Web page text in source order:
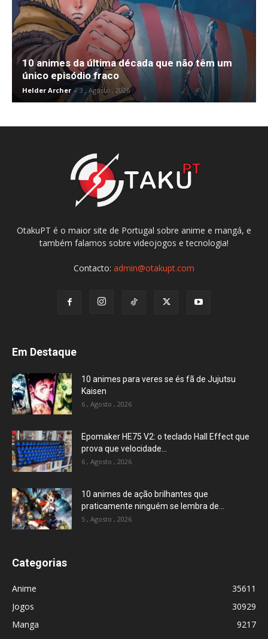
10 animes da última década que não têm um
único episódio fraco
Helder Archer - 3 , Agosto , 2026
OtakuPT é o maior site de Portugal sobre anime e mangá, e
também falamos sobre videojogos e tecnologia!
Contacto: admin@otakupt.com
Em Destaque
10 animes para veres se és fã de Jujutsu
Kaisen
6 , Agosto , 2026
Epomaker HE75 V2: o teclado Hall Effect que
prova que velocidade...
6 , Agosto , 2026
10 animes de ação brilhantes que
praticamente ninguém se lembra de...
5 , Agosto , 2026
Categorias
Anime
35611
Jogos
30929
Manga
9217